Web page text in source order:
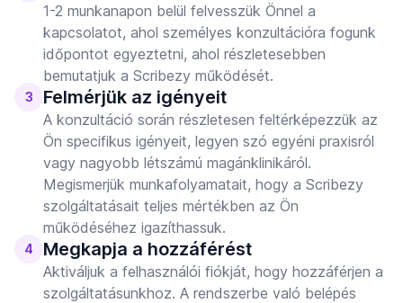
1-2 munkanapon belül felvesszük Önnel a
kapcsolatot, ahol személyes konzultációra fogunk
időpontot egyeztetni, ahol részletesebben
bemutatjuk a Scribezy működését.
3 Felmérjük az igényeit
A konzultáció során részletesen feltérképezzük az
Ön specifikus igényeit, legyen szó egyéni praxisról
vagy nagyobb létszámú magánklinikáról.
Megismerjük munkafolyamatait, hogy a Scribezy
szolgáltatásait teljes mértékben az Ön
működéséhez igazíthassuk.
4 Megkapja a hozzáférést
Aktiváljuk a felhasználói fiókját, hogy hozzáférjen a
szolgáltatásunkhoz. A rendszerbe való belépés